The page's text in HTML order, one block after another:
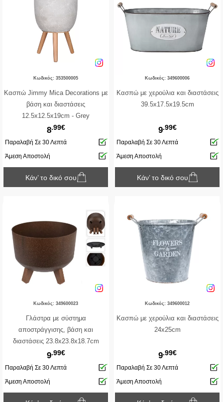
Κωδικός: 353500005
Κασπώ Jimmy Mica Decorations με
βάση και διαστάσεις
12.5x12.5x19cm - Grey
8.99€
Παραλαβή Σε 30 Λεπτά
Άμεση Αποστολή
Κάν’ το δικό σου
Κωδικός: 349600006
Κασπώ με χερούλια και διαστάσεις
39.5x17.5x19.5cm
9.99€
Παραλαβή Σε 30 Λεπτά
Άμεση Αποστολή
Κάν’ το δικό σου
Κωδικός: 349600023
Γλάστρα με σύστημα
αποστράγγισης, βάση και
διαστάσεις 23.8x23.8x18.7cm
9.99€
Παραλαβή Σε 30 Λεπτά
Άμεση Αποστολή
Κωδικός: 349600012
Κασπώ με χερούλια και διαστάσεις
24x25cm
9.99€
Παραλαβή Σε 30 Λεπτά
Άμεση Αποστολή